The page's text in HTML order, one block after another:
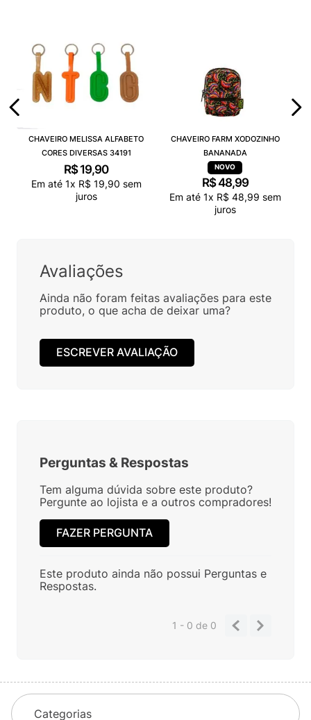
CHAVEIRO MELISSA ALFABETO
CORES DIVERSAS 34191
R$ 19,90
Em até 1x R$ 19,90 sem
juros
CHAVEIRO FARM XODOZINHO
BANANADA
R$48,99
Em até 1x R$ 48,99 sem
juros
Avaliações
Ainda não foram feitas avaliações para este
produto, o que acha de deixar uma?
ESCREVER AVALIAÇÃO
Perguntas & Respostas
Tem alguma dúvida sobre este produto?
Pergunte ao lojista e a outros compradores!
FAZER PERGUNTA
Este produto ainda não possui Perguntas e
Respostas.
1 - 0de 0
Categorias